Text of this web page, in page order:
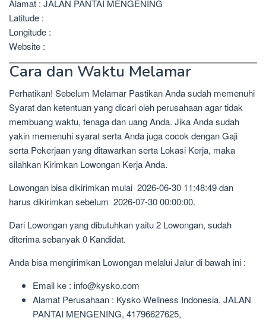
Alamat : JALAN PANTAI MENGENING
Latitude :
Longitude :
Website :
Cara dan Waktu Melamar
Perhatikan! Sebelum Melamar Pastikan Anda sudah memenuhi
Syarat dan ketentuan yang dicari oleh perusahaan agar tidak
membuang waktu, tenaga dan uang Anda. Jika Anda sudah
yakin memenuhi syarat serta Anda juga cocok dengan Gaji
serta Pekerjaan yang ditawarkan serta Lokasi Kerja, maka
silahkan Kirimkan Lowongan Kerja Anda.
Lowongan bisa dikirimkan mulai 2026-06-30 11:48:49 dan
harus dikirimkan sebelum 2026-07-30 00:00:00.
Dari Lowongan yang dibutuhkan yaitu 2 Lowongan, sudah
diterima sebanyak 0 Kandidat.
Anda bisa mengirimkan Lowongan melalui Jalur di bawah ini :
Email ke : info@kysko.com
Alamat Perusahaan : Kysko Wellness Indonesia, JALAN
PANTAI MENGENING, 41796627625,